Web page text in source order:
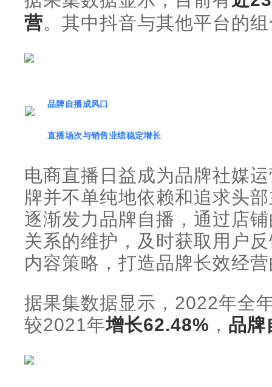
营。其中抖音与其他平台的
品牌自播成风口
直播场次与销售业绩稳定增长
电商直播日益成为品牌社媒
牌并不单纯地依赖和追求头
逐渐发力品牌自播，通过店
关系的维护，及时获取用户
内容策略，打造品牌长效经
据果集数据显示，2022年全
较2021年增长62.48% ， 品牌